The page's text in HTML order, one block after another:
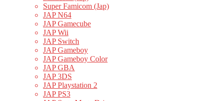
Super Famicom (Jap)
JAP N64
JAP Gamecube
JAP Wii
JAP Switch
JAP Gameboy
JAP Gameboy Color
JAP GBA
JAP 3DS
JAP Playstation 2
JAP PS3